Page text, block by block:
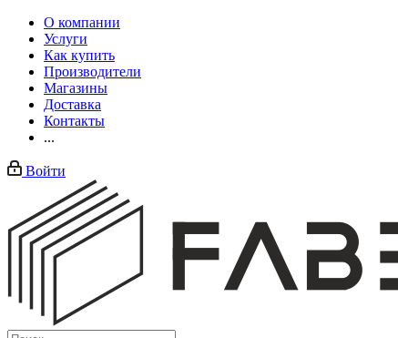
О компании
Услуги
Как купить
Производители
Магазины
Доставка
Контакты
...
Войти